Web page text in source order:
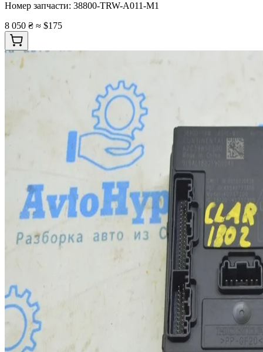
Номер запчасти: 38800-TRW-A011-M1
8 050 ₴ ≈ $175